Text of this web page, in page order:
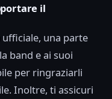
il
una parte
band e ai suoi
per ringraziarli
Inoltre, ti assicuri